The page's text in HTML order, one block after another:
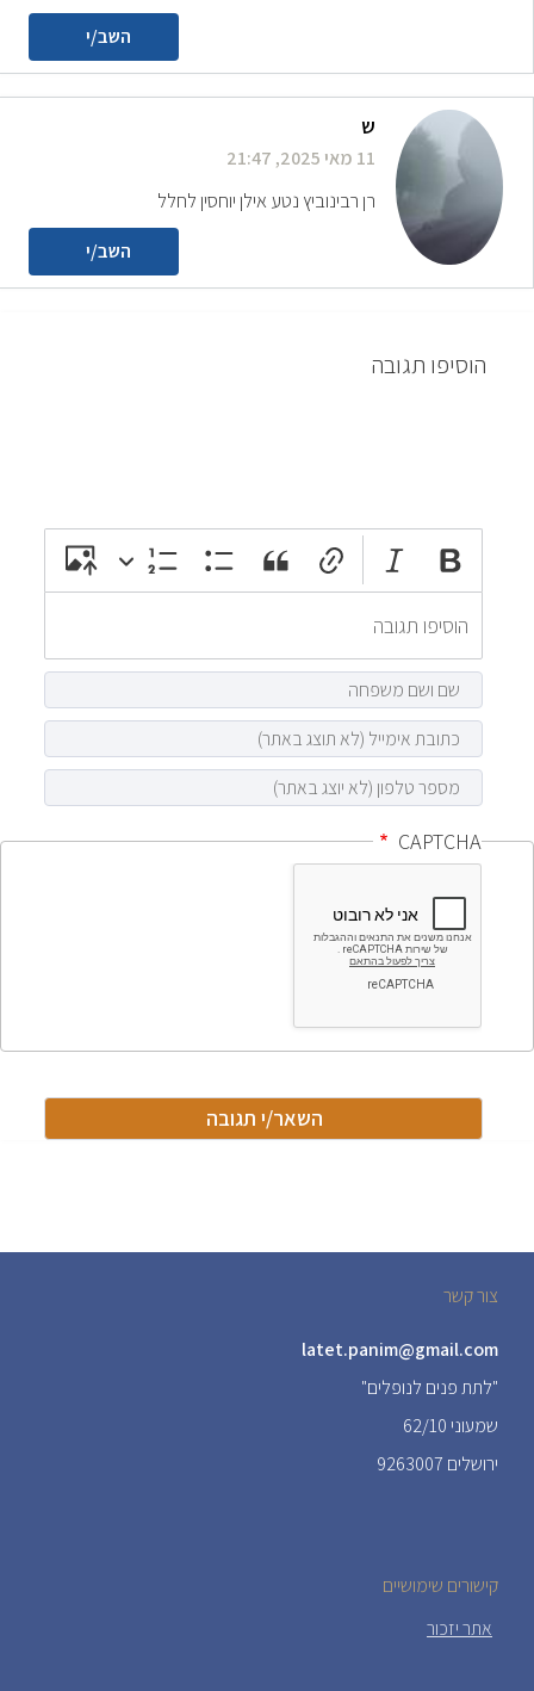
השב/י
ש
11 מאי 2025, 21:47
רן רבינוביץ נטע אילן יוחסין לחלל
השב/י
הוסיפו תגובה
attach_file
photo_camera
CAPTCHA
צור קשר
latet.panim@gmail.com
"לתת פנים לנופלים"
שמעוני 62/10
ירושלים 9263007
קישורים שימושיים
אתר יזכור